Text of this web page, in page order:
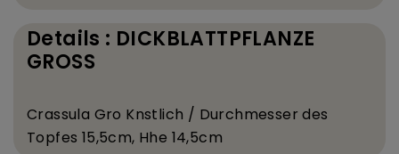
Details : DICKBLATTPFLANZE
GROSS
Crassula Gro Knstlich / Durchmesser des
Topfes 15,5cm, Hhe 14,5cm